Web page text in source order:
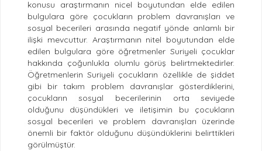
konusu araştırmanın nicel boyutundan elde edilen
bulgulara göre çocukların problem davranışları ve
sosyal becerileri arasında negatif yönde anlamlı bir
ilişki mevcuttur. Araştırmanın nitel boyutundan elde
edilen bulgulara göre öğretmenler Suriyeli çocuklar
hakkında çoğunlukla olumlu görüş belirtmektedirler.
Öğretmenlerin Suriyeli çocukların özellikle de şiddet
gibi bir takım problem davranışlar gösterdiklerini,
çocukların sosyal becerilerinin orta seviyede
olduğunu düşündükleri ve iletişimin bu çocukların
sosyal becerileri ve problem davranışları üzerinde
önemli bir faktör olduğunu düşündüklerini belirttikleri
görülmüştür.